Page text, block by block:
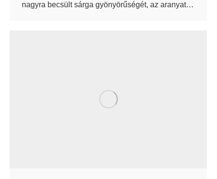
nagyra becsült sárga gyönyörűségét, az aranyat…